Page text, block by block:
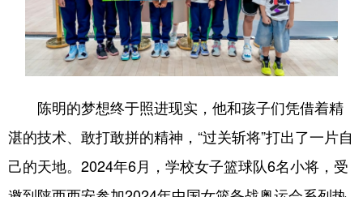
陈明的梦想终于照进现实，他和孩子们凭借着精
湛的技术、敢打敢拼的精神，“过关斩将”打出了一片自
己的天地。2024年6月，学校女子篮球队6名小将，受